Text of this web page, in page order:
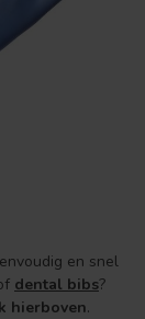
en snel
dental bibs?
hierboven.